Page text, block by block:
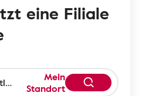
eine Filiale
Mein
Standort